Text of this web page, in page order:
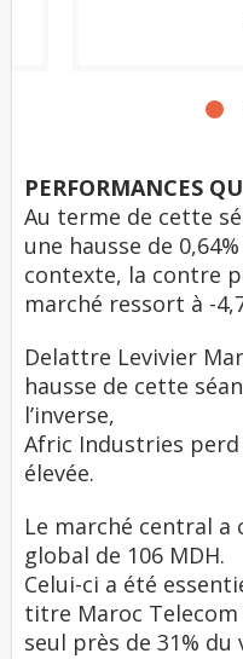
PERFORMANCES
Au terme de cette
une hausse de
contexte, la contre
marché ressort à -
Delattre Levivier
hausse de cette
l’inverse,
Afric Industries perd
élevée.
Le marché central a
global de 106 MDH.
Celui-ci a été
titre Maroc
seul près de 31%